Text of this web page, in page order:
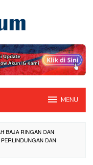
MENU
BAJA RINGAN DAN
DAN